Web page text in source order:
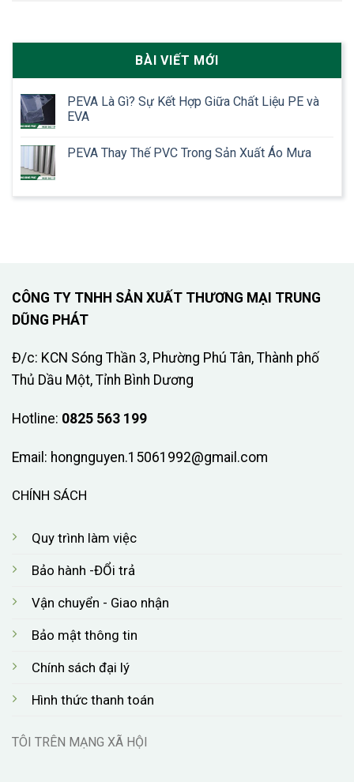
BÀI VIẾT MỚI
PEVA Là Gì? Sự Kết Hợp Giữa Chất Liệu PE và
EVA
PEVA Thay Thế PVC Trong Sản Xuất Áo Mưa
CÔNG TY TNHH SẢN XUẤT THƯƠNG MẠI TRUNG
DŨNG PHÁT
Đ/c: KCN Sóng Thần 3, Phường Phú Tân, Thành phố
Thủ Dầu Một, Tỉnh Bình Dương
Hotline: 0825 563 199
Email: hongnguyen.15061992@gmail.com
CHÍNH SÁCH
Quy trình làm việc
Bảo hành -ĐỔi trả
Vận chuyển - Giao nhận
Bảo mật thông tin
Chính sách đại lý
Hình thức thanh toán
TÔI TRÊN MẠNG XÃ HỘI